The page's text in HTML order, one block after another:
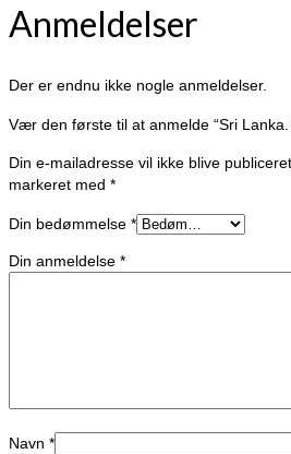
Anmeldelser
Der er endnu ikke nogle anmeldelser.
Vær den første til at anmelde “Sri
Din e-mailadresse vil ikke blive publiceret.
markeret med *
Din bedømmelse *
Din anmeldelse *
Navn *